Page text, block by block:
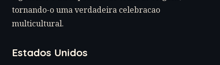
tornando-o uma verdadeira celebracao
multicultural.
Estados Unidos